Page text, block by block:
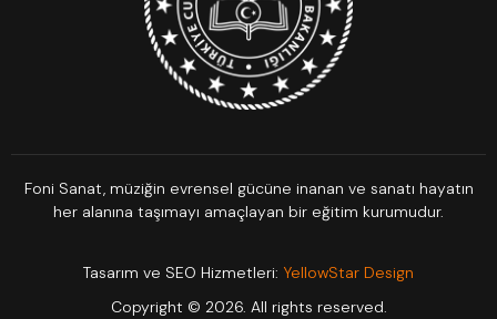
Foni Sanat, müziğin evrensel gücüne inanan ve sanatı hayatın
her alanına taşımayı amaçlayan bir eğitim kurumudur.
Tasarım ve SEO Hizmetleri: YellowStar Design
Copyright © 2026. All rights reserved.